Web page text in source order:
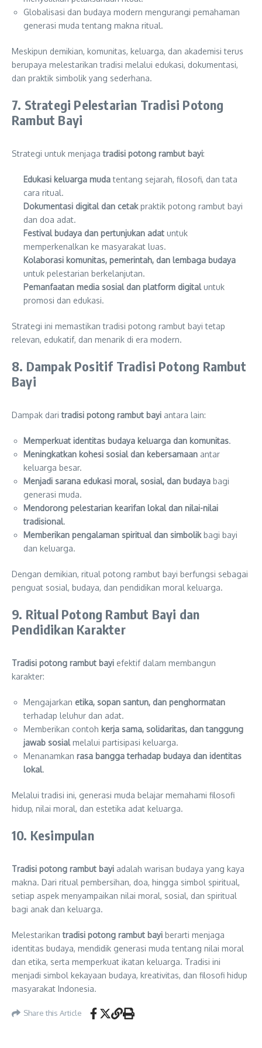
Globalisasi dan budaya modern mengurangi pemahaman
generasi muda tentang makna ritual.
Meskipun demikian, komunitas, keluarga, dan akademisi terus
berupaya melestarikan tradisi melalui edukasi, dokumentasi,
dan praktik simbolik yang sederhana.
7. Strategi Pelestarian Tradisi Potong
Rambut Bayi
Strategi untuk menjagatradisi potong rambut bayi:
Edukasi keluarga mudatentang sejarah, filosofi, dan tata
cara ritual.
Dokumentasi digital dan cetakpraktik potong rambut bayi
dan doa adat.
Festival budaya dan pertunjukan adat untuk
memperkenalkan ke masyarakat luas.
Kolaborasi komunitas, pemerintah, dan lembaga budaya
untuk pelestarian berkelanjutan.
Pemanfaatan media sosial dan platform digitaluntuk
promosi dan edukasi.
Strategi ini memastikan tradisi potong rambut bayi tetap
relevan, edukatif, dan menarik di era modern.
8. Dampak Positif Tradisi Potong Rambut
Bayi
Dampak daritradisi potong rambut bayi antara lain:
Memperkuat identitas budaya keluarga dan komunitas.
Meningkatkan kohesi sosial dan kebersamaan antar
keluarga besar.
Menjadi sarana edukasi moral, sosial, dan budaya bagi
generasi muda.
Mendorong pelestarian kearifan lokal dan nilai-nilai
tradisional.
Memberikan pengalaman spiritual dan simbolikbagi bayi
dan keluarga.
Dengan demikian, ritual potong rambut bayi berfungsi sebagai
penguat sosial, budaya, dan pendidikan moral keluarga.
9. Ritual Potong Rambut Bayi dan
Pendidikan Karakter
Tradisi potong rambut bayi efektif dalam membangun
karakter:
Mengajarkan etika, sopan santun, dan penghormatan
terhadap leluhur dan adat.
Memberikan contoh kerja sama, solidaritas, dan tanggung
jawab sosialmelalui partisipasi keluarga.
Menanamkan rasa bangga terhadap budaya dan identitas
lokal.
Melalui tradisi ini, generasi muda belajar memahami filosofi
hidup, nilai moral, dan estetika adat keluarga.
10. Kesimpulan
Tradisi potong rambut bayi adalah warisan budaya yang kaya
makna. Dari ritual pembersihan, doa, hingga simbol spiritual,
setiap aspek menyampaikan nilai moral, sosial, dan spiritual
bagi anak dan keluarga.
Melestarikantradisi potong rambut bayi berarti menjaga
identitas budaya, mendidik generasi muda tentang nilai moral
dan etika, serta memperkuat ikatan keluarga. Tradisi ini
menjadi simbol kekayaan budaya, kreativitas, dan filosofi hidup
masyarakat Indonesia.
Share this Article